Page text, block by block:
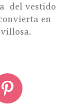
del vestido
en